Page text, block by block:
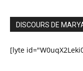
DISCOURS DE
[lyte